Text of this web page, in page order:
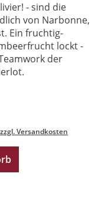
- sind die
von Narbonne,
Ein fruchtig-
lockt -
der
Versandkosten